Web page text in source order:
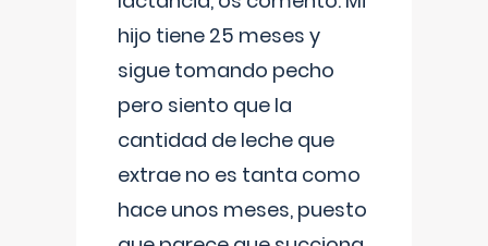
hijo tiene 25 meses y
sigue tomando pecho
pero siento que la
cantidad de leche que
extrae no es tanta como
hace unos meses, puesto